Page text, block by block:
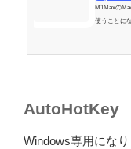
M1Maxの
使うことに
AutoHotKey
Windows専用にな